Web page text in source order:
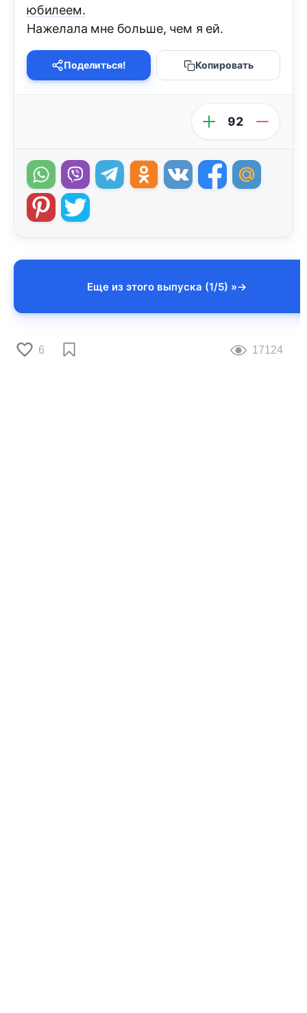
юбилеем.
Нажелала мне больше, чем я ей.
Поделиться! Копировать
92
Еще из этого выпуска (1/5) »
6 17124